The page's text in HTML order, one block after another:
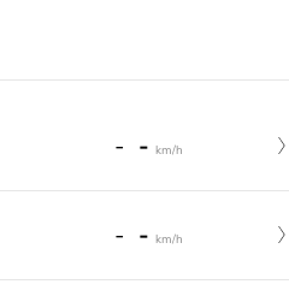
- - km/h
- - km/h